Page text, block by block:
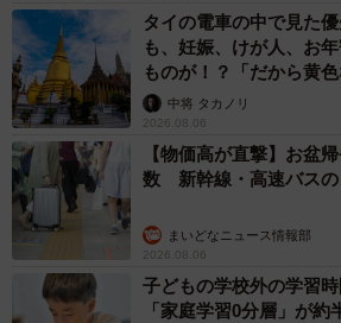
タイの電車の中で見た
も、妊娠、けが人、お
ものが！？「だから黄色
中将 タカノリ
2026.08.06
【物価高が直撃】お盆
数 新幹線・高速バスの
まいどなニュース情報部
2026.08.06
子どもの学校外の学習
「家庭学習0分層」が